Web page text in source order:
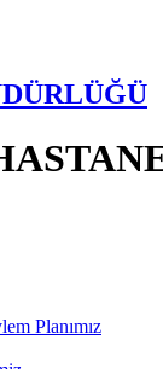
Planımız